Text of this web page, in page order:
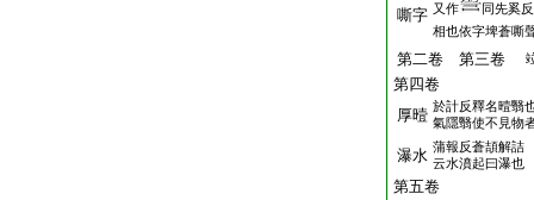
嘶字 又作
同先奚
相也依字埤蒼嘶
第二卷 第三卷
第四卷
厚曀 於計反釋名曀翳
氣隱翳使不見物
瀑水 蒲報反蒼頡解詰
云水濆起曰瀑也
第五卷